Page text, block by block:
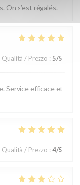
On s’est régalés.
Qualità / Prezzo : 5/5
Service efficace et
Qualità / Prezzo : 4/5